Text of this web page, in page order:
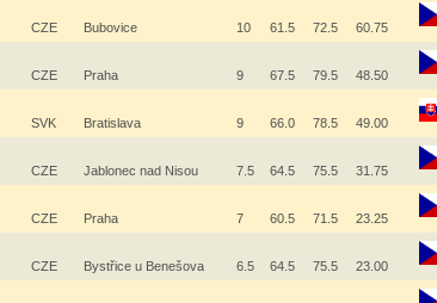
CZE Bubovice 10 61.5 72.5 60.75
CZE Praha 9 67.5 79.5 48.50
SVK Bratislava 9 66.0 78.5 49.00
CZE Jablonec nad Nisou 7.5 64.5 75.5 31.75
CZE Praha 7 60.5 71.5 23.25
CZE Bystřice u Benešova 6.5 64.5 75.5 23.00